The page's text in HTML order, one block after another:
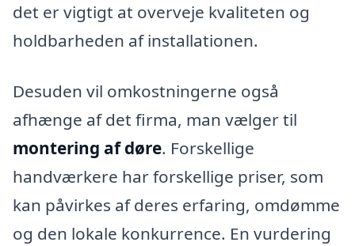
det er vigtigt at overveje kvaliteten og
holdbarheden af installationen.
Desuden vil omkostningerne også
afhænge af det firma, man vælger til
montering af døre. Forskellige
handværkere har forskellige priser, som
kan påvirkes af deres erfaring, omdømme
og den lokale konkurrence. En vurdering